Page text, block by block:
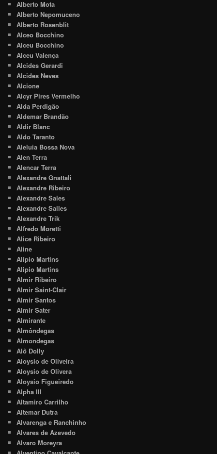
Alberto Mota
Alberto Nepomuceno
Alberto Rosenblit
Alceo Bocchino
Alceu Bocchino
Alceu Valença
Alcides Gerardi
Alcides Neves
Alcione
Alcyr Pires Vermelho
Alda Perdigão
Aldemar Brandão
Aldir Blanc
Aldo Taranto
Aleluia Bossa Nova
Alen Terra
Alencar Terra
Alexandre Gnattali
Alexandre Ribeiro
Alexandre Sales
Alexandre Salles
Alexandre Trik
Alfredo Moretti
Alice Ribeiro
Aline
Alípio Martins
Alipio Martins
Almir Ribeiro
Almir Saint-Clair
Almir Santos
Almir Sater
Almirante
Almôndegas
Almondegas
Alô Dolly
Aloysio de Oliveira
Aloysio de Olivera
Aloysio Figueiredo
Alpha III
Altamiro Carrilho
Altemar Dutra
Alvarenga e Ranchinho
Alvares de Azevedo
Alvaro Moreyra